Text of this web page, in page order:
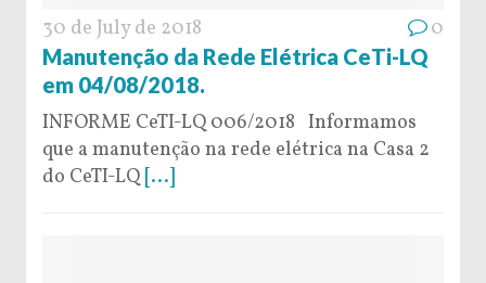
30 de July de 2018 0
Manutenção da Rede Elétrica CeTi-LQ
em 04/08/2018.
INFORME CeTI-LQ 006/2018 Informamos
que a manutenção na rede elétrica na Casa 2
do CeTI-LQ [...]